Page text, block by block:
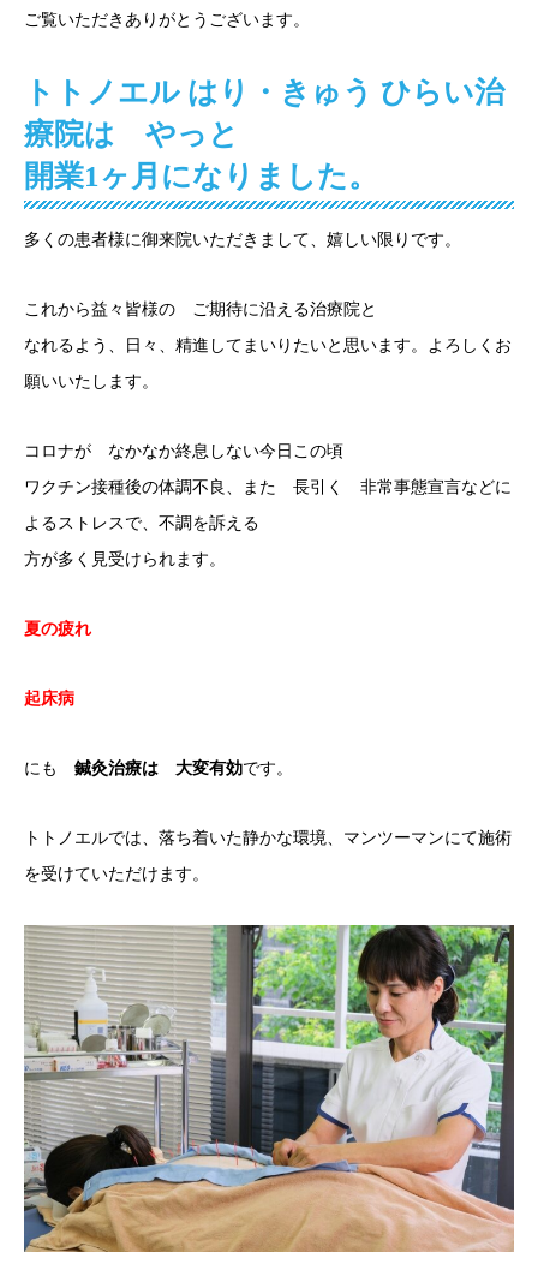
ご覧いただきありがとうございます。
トトノエル はり・きゅう ひらい治
療院は やっと
開業1ヶ月になりました。
多くの患者様に御来院いただきまして、嬉しい限りです。
これから益々皆様の ご期待に沿える治療院と
なれるよう、日々、精進してまいりたいと思います。よろしくお
願いいたします。
コロナが なかなか終息しない今日この頃
ワクチン接種後の体調不良、また 長引く 非常事態宣言などに
よるストレスで、不調を訴える
方が多く見受けられます。
夏の疲れ
起床病
にも 鍼灸治療は 大変有効です。
トトノエルでは、落ち着いた静かな環境、マンツーマンにて施術
を受けていただけます。